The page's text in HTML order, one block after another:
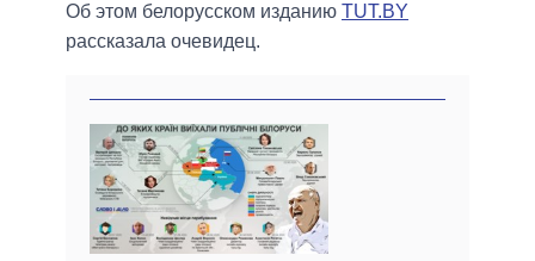
Об этом белорусском изданию TUT.BY
рассказала очевидец.